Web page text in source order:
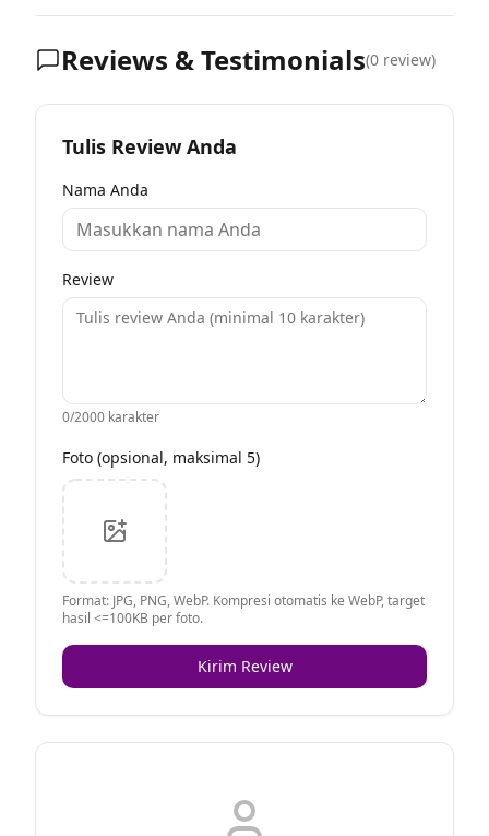
Reviews & Testimonials(0 review)
Tulis Review Anda
Nama Anda
Review
0/2000 karakter
Foto (opsional, maksimal 5)
Format: JPG, PNG, WebP. Kompresi otomatis ke WebP, target
hasil <=100KB per foto.
Kirim Review